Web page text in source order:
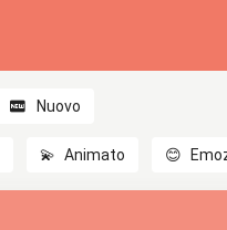
Nuovo
💫 Animato 😊